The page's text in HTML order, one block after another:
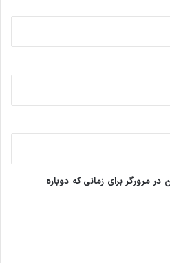
مرورگر برای زمانی که دوباره